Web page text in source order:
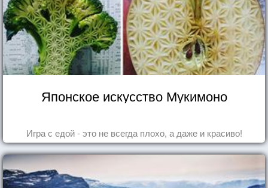
Японское искусство Мукимоно
Игра с едой - это не всегда плохо, а даже и красиво!